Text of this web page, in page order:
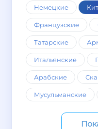
Немецкие
Французские
Татарские
Итальянские
Арабские
Мусульманские